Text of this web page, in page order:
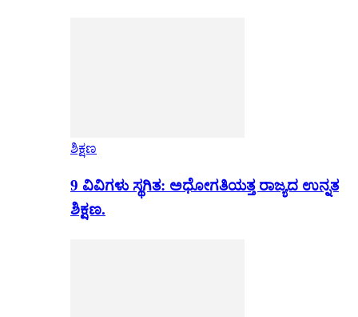
ಶಿಕ್ಷಣ
9 ವಿವಿಗಳು ಸ್ಥಗಿತ: ಅಧೋಗತಿಯತ್ತ ರಾಜ್ಯದ ಉನ್ನತ
ಶಿಕ್ಷಣ.